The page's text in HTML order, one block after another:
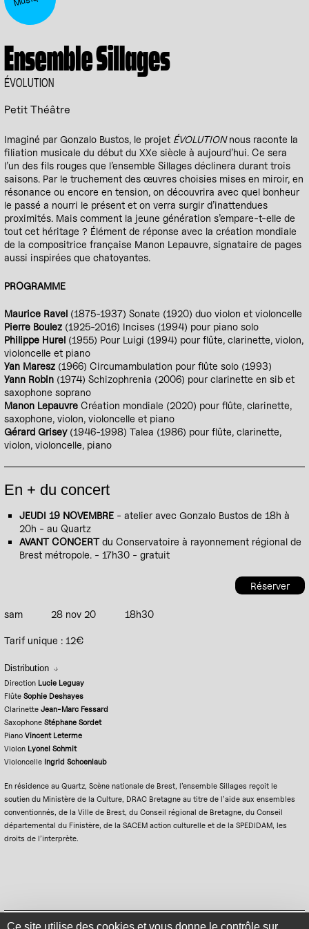
Ce site utilise des cookies et vous donne le contrôle sur
Ensemble Sillages
ÉVOLUTION
Petit Théâtre
Imaginé par Gonzalo Bustos, le projet ÉVOLUTIONnous raconte la
filiation musicale du début du XXe siècle à aujourd’hui. Ce sera
l’un des fils rouges que l’ensemble Sillages déclinera durant trois
saisons. Par le truchement des œuvres choisies mises en miroir, en
résonance ou encore en tension, on découvrira avec quel bonheur
le passé a nourri le présent et on verra surgir d’inattendues
proximités. Mais comment la jeune génération s’empare-t-elle de
tout cet héritage ? Élément de réponse avec la création mondiale
de la compositrice française Manon Lepauvre, signataire de pages
aussi inspirées que chatoyantes.
PROGRAMME
Maurice Ravel (1875-1937) Sonate (1920) duo violon et violoncelle
Pierre Boulez (1925-2016) Incises (1994) pour piano solo
Philippe Hurel (1955) Pour Luigi (1994) pour flûte, clarinette, violon,
violoncelle et piano
Yan Maresz (1966) Circumambulation pour flûte solo (1993)
Yann Robin (1974) Schizophrenia (2006) pour clarinette en sib et
saxophone soprano
Manon Lepauvre Création mondiale (2020) pour flûte, clarinette,
saxophone, violon, violoncelle et piano
Gérard Grisey(1946-1998) Talea (1986) pour flûte, clarinette,
violon, violoncelle, piano
En + du concert
JEUDI 19 NOVEMBRE- atelier avec Gonzalo Bustos de 18h à
20h - au Quartz
AVANT CONCERTdu Conservatoire à rayonnement régional de
Brest métropole. - 17h30 - gratuit
Réserver
sam 28 nov 20 18h30
Tarif unique : 12€
Distribution
Direction Lucie Leguay
FlûteSophie Deshayes
ClarinetteJean-Marc Fessard
SaxophoneStéphane Sordet
PianoVincent Leterme
Violon Lyonel Schmit
Violoncelle Ingrid Schoenlaub
En résidence au Quartz, Scène nationale de Brest, l’ensemble Sillages reçoit le
soutien du Ministère de la Culture, DRAC Bretagne au titre de l’aide aux ensembles
conventionnés, de la Ville de Brest, du Conseil régional de Bretagne, du Conseil
départemental du Finistère, de la SACEM action culturelle et de la SPEDIDAM, les
droits de l’interprète.
Mentions légales Politique de confidentialité Plan du site Se connecter